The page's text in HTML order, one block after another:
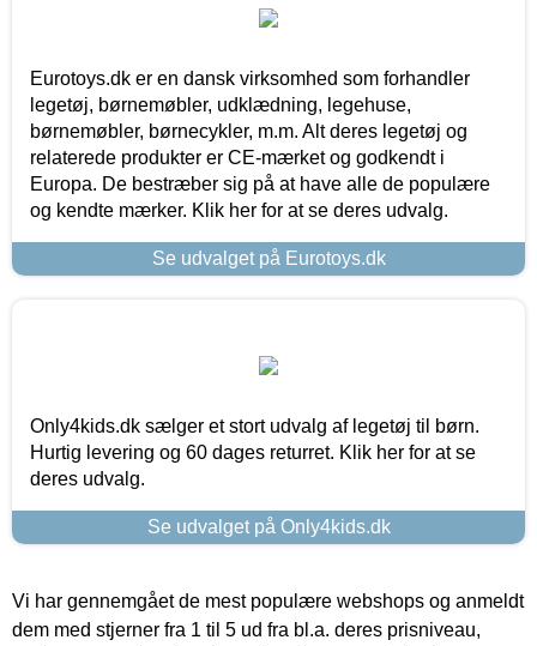
Eurotoys.dk er en dansk virksomhed som forhandler
legetøj, børnemøbler, udklædning, legehuse,
børnemøbler, børnecykler, m.m. Alt deres legetøj og
relaterede produkter er CE-mærket og godkendt i
Europa. De bestræber sig på at have alle de populære
og kendte mærker. Klik her for at se deres udvalg.
Se udvalget på Eurotoys.dk
Only4kids.dk sælger et stort udvalg af legetøj til børn.
Hurtig levering og 60 dages returret. Klik her for at se
deres udvalg.
Se udvalget på Only4kids.dk
Vi har gennemgået de mest populære webshops og anmeldt
dem med stjerner fra 1 til 5 ud fra bl.a. deres prisniveau,